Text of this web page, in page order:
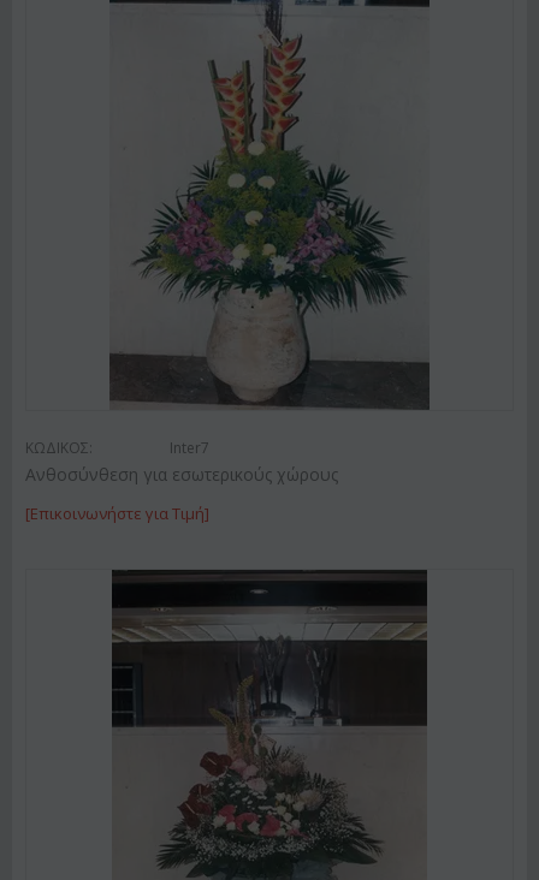
ΚΩΔΙΚΟΣ: Inter7
Ανθοσύνθεση για εσωτερικούς χώρους
[Επικοινωνήστε για Τιμή]